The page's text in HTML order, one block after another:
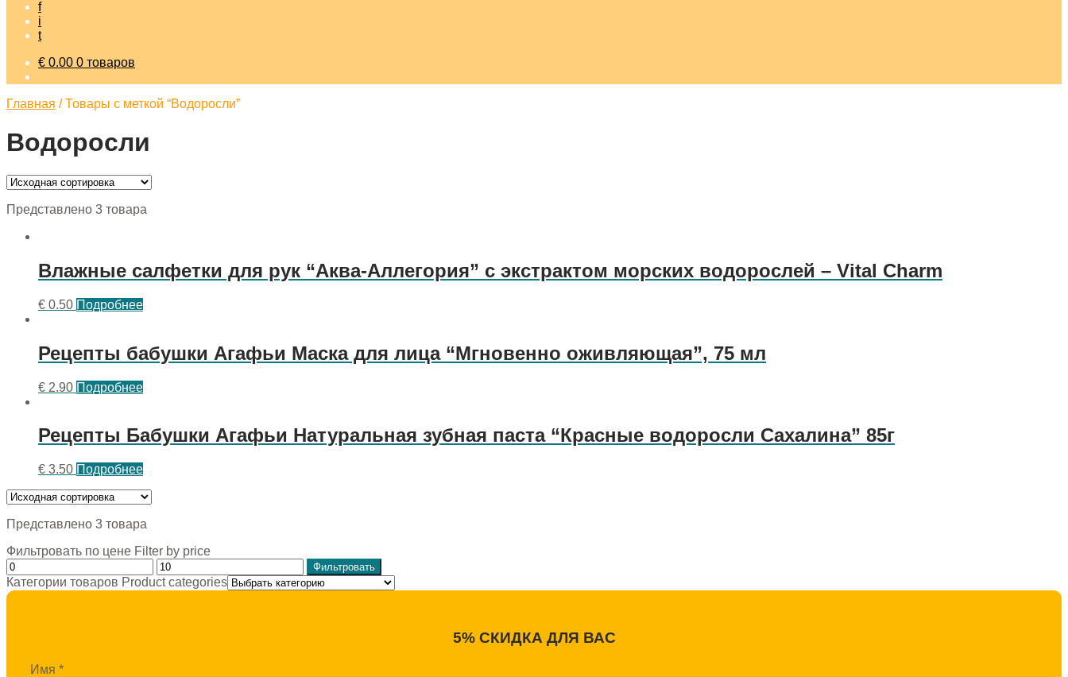
f
i
t
€ 0.00 0 товаров
Главная /Товары с меткой “Водоросли”
Водоросли
Представлено 3 товара
Влажные салфетки для рук “Аква-Аллегория” с экстрактом морских водорослей – Vital Charm
€ 0.50 Подробнее
Рецепты бабушки Агафьи Маска для лица “Мгновенно оживляющая”, 75 мл
€ 2.90 Подробнее
Рецепты Бабушки Агафьи Натуральная зубная паста “Красные водоросли Сахалина” 85г
€ 3.50 Подробнее
Представлено 3 товара
Фильтровать по цене Filter by price
Фильтровать
Категории товаров Product categories
5% СКИДКА ДЛЯ ВАС
Имя *